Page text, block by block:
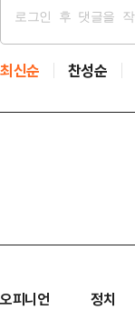
최신순 찬성순
오피니언 정치